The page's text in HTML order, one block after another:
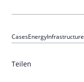
CasesEnergyInfrastructure
Teilen